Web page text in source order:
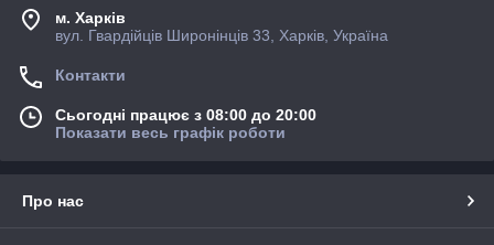
м. Харків
вул. Гвардійців Широнінців 33, Харків, Україна
Контакти
Сьогодні працює з 08:00 до 20:00
Показати весь графік роботи
Про нас